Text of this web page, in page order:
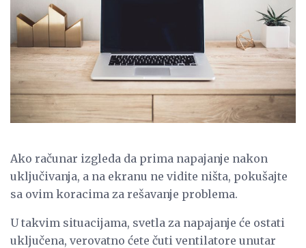
Ako računar izgleda da prima napajanje nakon
uključivanja, a na ekranu ne vidite ništa, pokušajte
sa ovim koracima za rešavanje problema.
U takvim situacijama, svetla za napajanje će ostati
uključena, verovatno ćete čuti ventilatore unutar